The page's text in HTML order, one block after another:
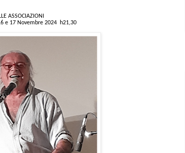
ASSOCIAZIONI
e 17 Novembre 2024
h21,30